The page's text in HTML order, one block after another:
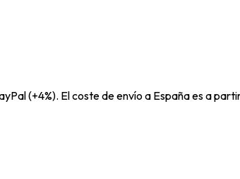
(+4%). El coste de envío a España es a